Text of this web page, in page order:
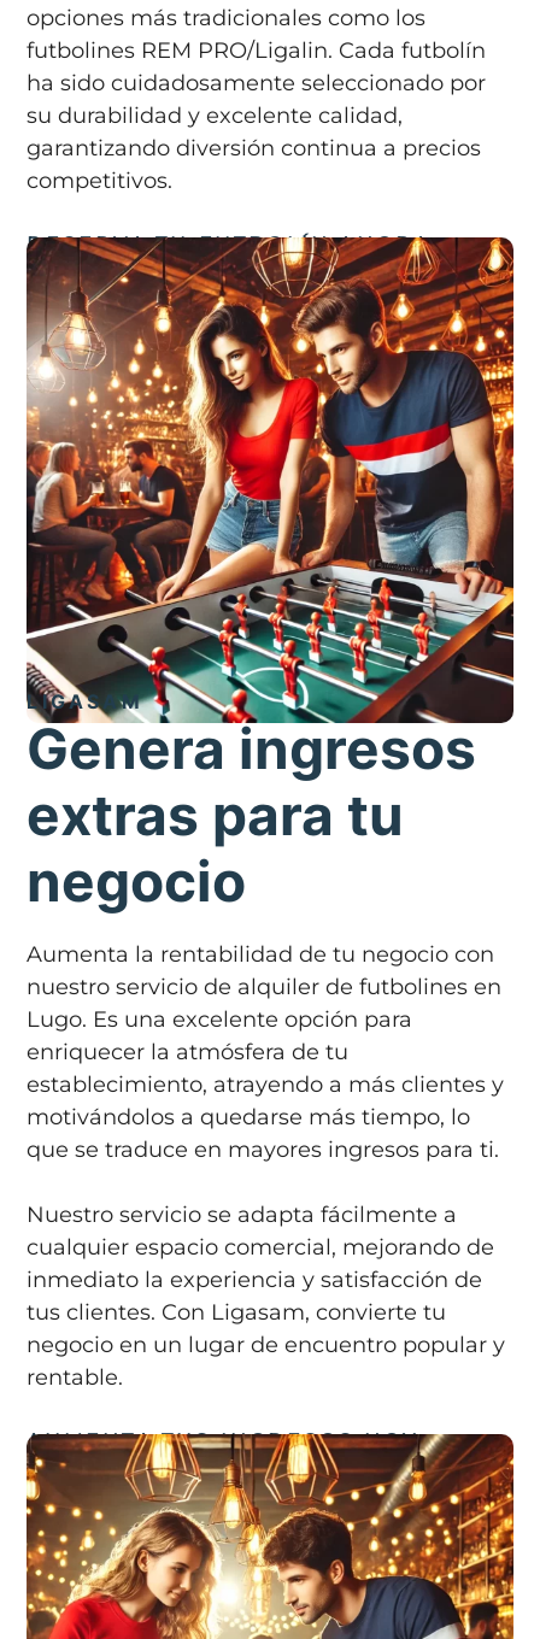
opciones más tradicionales como los
futbolines REM PRO/Ligalin. Cada futbolín
ha sido cuidadosamente seleccionado por
su durabilidad y excelente calidad,
garantizando diversión continua a precios
competitivos.
RESERVA TU FUTBOLÍN AHORA
LIGASAM
Genera ingresos
extras para tu
negocio
Aumenta la rentabilidad de tu negocio con
nuestro servicio de alquiler de futbolines en
Lugo. Es una excelente opción para
enriquecer la atmósfera de tu
establecimiento, atrayendo a más clientes y
motivándolos a quedarse más tiempo, lo
que se traduce en mayores ingresos para ti.
Nuestro servicio se adapta fácilmente a
cualquier espacio comercial, mejorando de
inmediato la experiencia y satisfacción de
tus clientes. Con Ligasam, convierte tu
negocio en un lugar de encuentro popular y
rentable.
AUMENTA TUS INGRESOS HOY